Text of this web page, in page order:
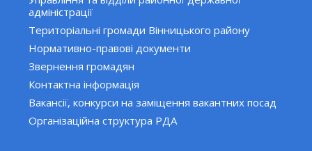
адміністрації
Територіальні громади Вінницького району
Нормативно-правові документи
Звернення громадян
Контактна інформація
Вакансії, конкурси на заміщення вакантних посад
Організаційна структура РДА